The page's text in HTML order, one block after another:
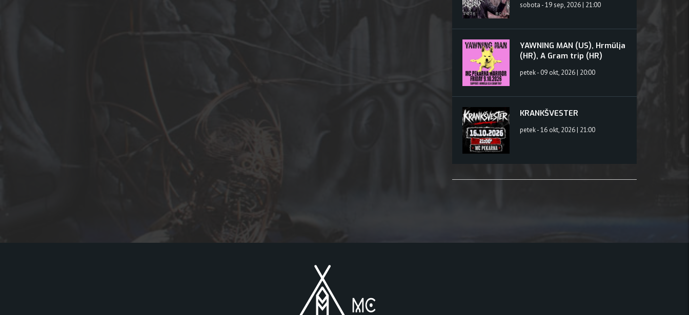
sobota - 19 sep, 2026 | 21:00
YAWNING MAN (US), Hrmülja
(HR), A Gram trip (HR)
petek - 09 okt, 2026 | 20:00
KRANKŠVESTER
petek - 16 okt, 2026 | 21:00